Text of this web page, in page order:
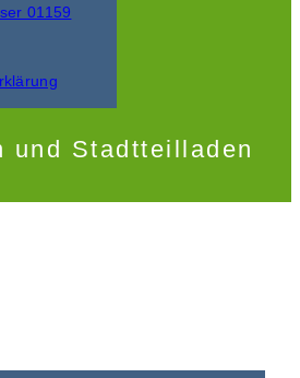
01159
und Stadtteilladen